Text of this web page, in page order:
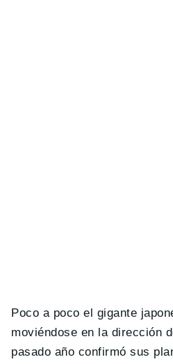
Poco a poco el gigante
moviéndose en la dirección
pasado año confirmó sus